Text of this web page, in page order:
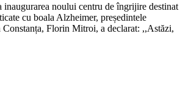
inaugurarea noului centru de îngrijire destinat
cu boala Alzheimer, președintele
Florin Mitroi, a declarat: ,,Astăzi,